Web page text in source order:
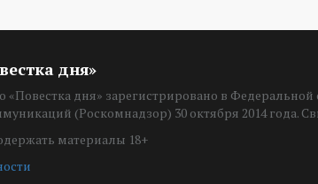
дня»
«Повестка дня» зарегистрировано в
(Роскомнадзор) 30 октября 2014 года.
материалы 18+